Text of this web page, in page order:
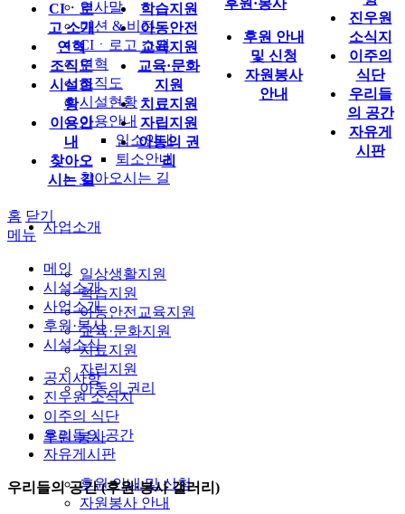
인사말
미션 & 비전
CIㆍ로고 소개
연혁
조직도
시설현황
이용안내
입소안내
퇴소안내
찾아오시는 길
사업소개
일상생활지원
학습지원
아동안전교육지원
교육·문화지원
치료지원
자립지원
아동의 권리
후원·봉사
후원 안내 및 신청
자원봉사 안내
CIㆍ로
고 소개
연혁
조직도
시설현
황
이용안
내
찾아오
시는 길
학습지원
아동안전
교육지원
교육·문화
지원
치료지원
자립지원
아동의 권
리
후원·봉사
후원 안내
및 신청
자원봉사
안내
진우원
소식지
이주의
식단
우리들
의 공간
자유게
시판
홈 닫기
메뉴
메인
시설소개
사업소개
후원·봉사
시설소식
공지사항
진우원 소식지
이주의 식단
우리들의 공간
자유게시판
우리들의 공간 (후원·봉사 갤러리)